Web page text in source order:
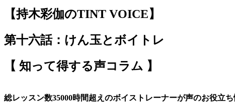
【持木彩伽のTINT VOICE】
第十六話： けん玉とボイトレ
【 知って得する声コラム 】
総レッスン数35000時間超えのボイストレーナーが声のお役立